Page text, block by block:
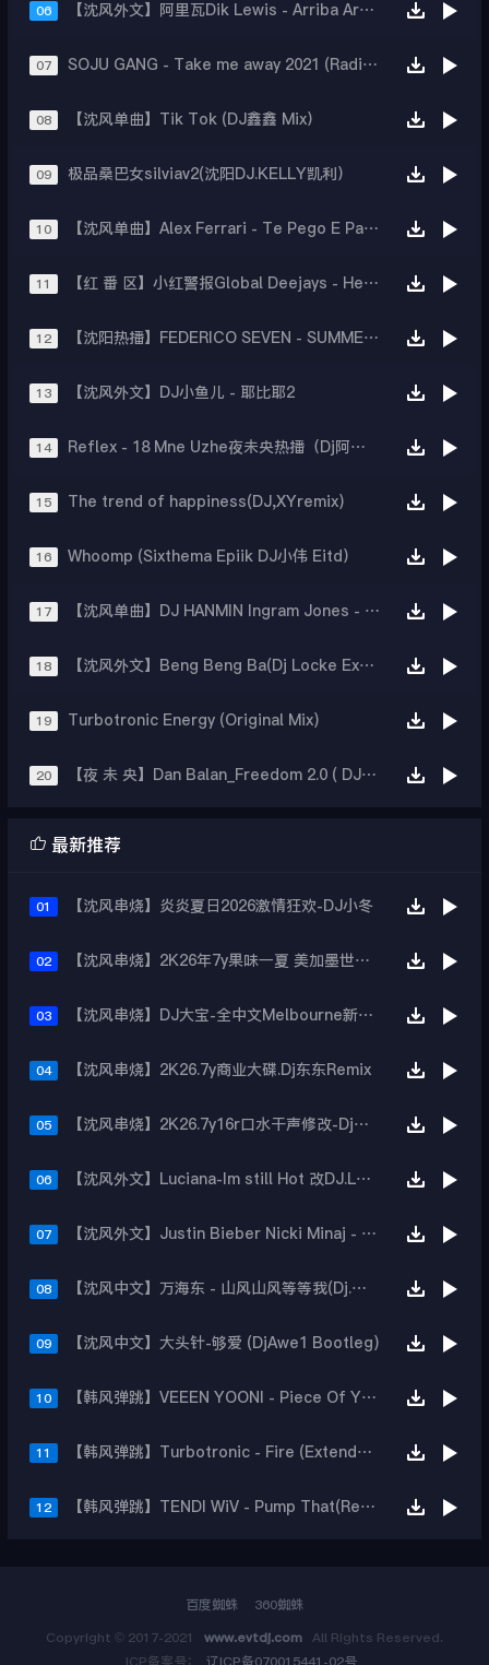
06 【沈风外文】阿里瓦Dik Lewis - Arriba Arriba(DJ.Eivin一文 Mix)
07 SOJU GANG - Take me away 2021 (Radio edit)
08 【沈风单曲】Tik Tok (DJ鑫鑫 Mix）
09 极品桑巴女silviav2(沈阳DJ.KELLY凯利）
10 【沈风单曲】Alex Ferrari - Te Pego E Pa(Dj江楠 Mix)
11 【红 番 区】小红警报Global Deejays - Hey Gir（DJ大圣 Mix）
12 【沈阳热播】FEDERICO SEVEN - SUMMER BREEZE（DJ杰森 MRZCHAO2021MIX）
13 【沈风外文】DJ小鱼儿 - 耶比耶2
14 Reflex - 18 Mne Uzhe夜未央热播（Dj阿浩Remix）
15 The trend of happiness(DJ,XYremix)
16 Whoomp (Sixthema Epiik DJ小伟 Eitd）
17 【沈风单曲】DJ HANMIN Ingram Jones - Show Me Your BBA SAE(沈阳DJ小波 Mix)
18 【沈风外文】Beng Beng Ba(Dj Locke Extended Mix)
19 Turbotronic Energy (Original Mix)
20 【夜 未 央】Dan Balan_Freedom 2.0 ( DJ小秋 Mix）
 最新推荐
01 【沈风串烧】炎炎夏日2026激情狂欢-DJ小冬
02 【沈风串烧】2K26年7y果味一夏 美加墨世界杯主题跳舞派对专辑 - Dj.阿帅
03 【沈风串烧】DJ大宝-全中文Melbourne新弹跳一飞冲天重低音上劲风暴MUSIC慢摇大碟
04 【沈风串烧】2K26.7y商业大碟.Dj东东Remix
05 【沈风串烧】2K26.7y16r口水干声修改-Dj东东Remix
06 【沈风外文】Luciana-Im still Hot 改DJ.LoZe
07 【沈风外文】Justin Bieber Nicki Minaj - Beauty And A Beat (DjHope小春 Extended Mix)
08 【沈风中文】万海东 - 山风山风等等我(Dj.阿洋 Extended Mix)
09 【沈风中文】大头针-够爱 (DjAwe1 Bootleg)
10 【韩风弹跳】VEEEN YOONI - Piece Of Your Heart (Remix)
11 【韩风弹跳】Turbotronic - Fire (Extended Mix)
12 【韩风弹跳】TENDI WiV - Pump That(Remix)
百度蜘蛛 360蜘蛛
Copyright © 2017-2021 www.evtdj.com
All Rights Reserved.